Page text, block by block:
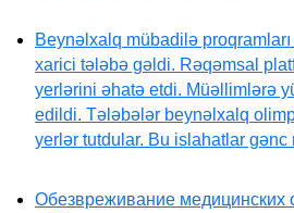
Beynəlxalq mübadilə
xarici tələbə gəldi. Rəqəmsal
yerlərini əhatə etdi. Müəllimlərə
edildi. Tələbələr beynəlxalq
yerlər tutdular. Bu islahatlar gənc
Обезвреживание медицинских